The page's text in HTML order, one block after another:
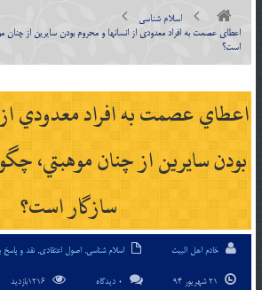
اسلام شناسی
اعطاي عصمت به افراد معدودي از انسان‏ها و محروم بودن سايرين از چنان
است؟
اعطاي عصمت به افراد معدودي از
بودن سايرين از چنان موهبتي،
سازگار است؟
خادم اهل البیت اسلام شناسی, اصول اعتقادی, نقد و
0 دیدگاه